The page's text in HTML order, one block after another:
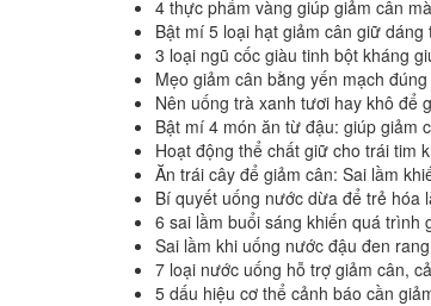
4 thực phẩm vàng giúp giảm cân
Bật mí 5 loại hạt giảm cân giữ dáng
3 loại ngũ cốc giàu tinh bột kháng
Mẹo giảm cân bằng yến mạch
Nên uống trà xanh tươi hay khô để
Bật mí 4 món ăn từ đậu: giúp giảm
Hoạt động thể chất giữ cho trái tim
Ăn trái cây để giảm cân: Sai lầm
Bí quyết uống nước dừa để trẻ hóa
6 sai lầm buổi sáng khiến quá trình
Sai lầm khi uống nước đậu đen
7 loại nước uống hỗ trợ giảm cân,
5 dấu hiệu cơ thể cảnh báo cần